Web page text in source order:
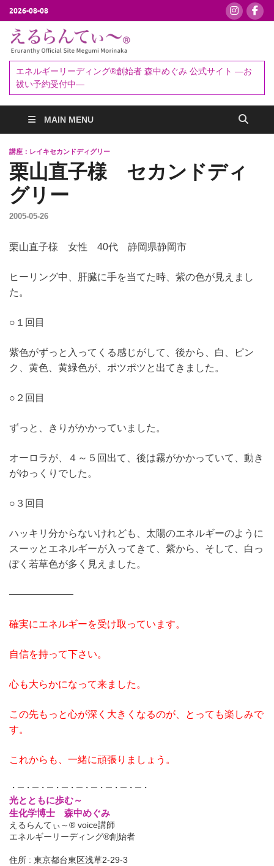
2026-08-08
ぃ～®
予約受付中
エネルギーリーディング®創始者 森中めぐみ 公式サイト ―お
祓い予約受付中―
MAIN MENU
講座：レイキセカンドディグリー
栗山直子様 セカンドディ
グリー
2005-05-26
栗山直子様 女性 40代 静岡県静岡市
ヒーリング中、肝臓に手を当てた時、紫の色が見えまし
た。
○１回目
紫色がずっと入ってくる感じがして、後から、白、ピン
ク、黄色、黄緑色が、ポツポツと出てきました。
○２回目
ずっと、きりがかかっていました。
オーロラが、４～５回出て、後は霧がかかっていて、動き
がゆっくりでした。
○３回目
ハッキリ分からないけれども、太陽のエネルギーのように
スーッとエネルギーが入ってきて、紫から、そして、白っ
ぽく若草色が多く見えました。
——————–
確実にエネルギーを受け取っています。
自信を持って下さい。
心も大らかになって来ました。
この先もっと心が深く大きくなるのが、とっても楽しみで
す。
これからも、一緒に頑張りましょう。
・─・─・─・─・─・─・─・─・─・
光とともに歩む～
生化学博士 森中めぐみ
えるらんてぃ～® voice講師
エネルギーリーディング®創始者
住所 : 東京都台東区浅草2-29-3